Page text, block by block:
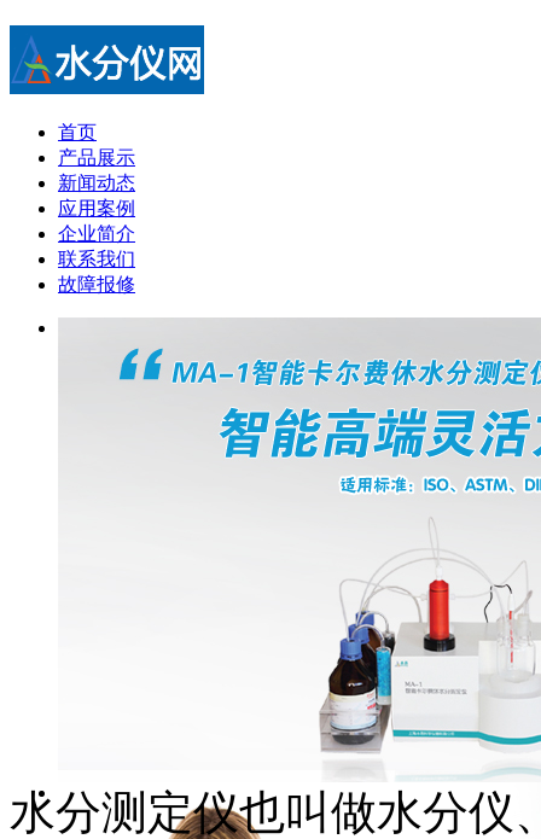
首页
产品展示
新闻动态
应用案例
企业简介
联系我们
故障报修
水分测定仪也叫做水分仪